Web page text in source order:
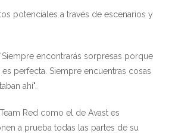
potenciales a través de escenarios y
encontrarás sorpresas porque
perfecta. Siempre encuentras cosas
ahí".
Red como el de Avast es
a prueba todas las partes de su